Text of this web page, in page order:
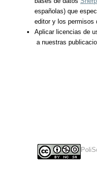
españolas) que
editor y los permisos
Aplicar licencias de
a nuestras